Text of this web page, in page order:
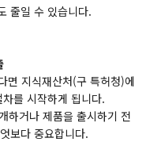
줄일 수 있습니다.
면 지식재산처(구 특허청)에
를 시작하게 됩니다.
하거나 제품을 출시하기 전
보다 중요합니다.